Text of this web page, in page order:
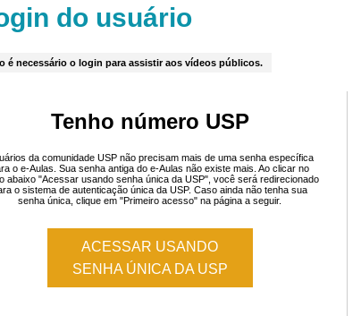
do usuário
é necessário o login para assistir aos vídeos públicos.
Tenho número USP
da comunidade USP não precisam mais de uma senha específica
o e-Aulas. Sua senha antiga do e-Aulas não existe mais. Ao clicar no
abaixo "Acessar usando senha única da USP", você será redirecionado
o sistema de autenticação única da USP. Caso ainda não tenha sua
senha única, clique em "Primeiro acesso" na página a seguir.
ACESSAR USANDO
SENHA ÚNICA DA USP